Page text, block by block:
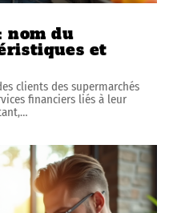
nom du
et
clients des supermarchés
financiers liés à leur
…